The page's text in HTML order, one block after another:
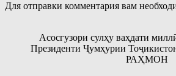
Для отправки комментария вам
Асосгузори сулҳу ваҳдати
Президенти Ҷумҳурии
РАҲМОН